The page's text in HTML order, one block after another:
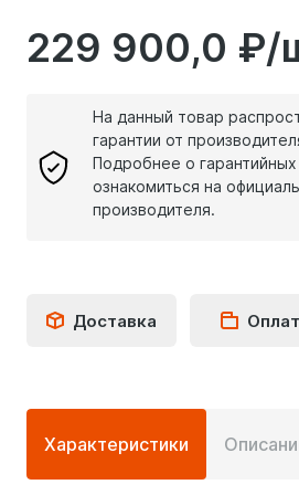
229 900,0 ₽/
На данный товар
гарантии от
Подробнее о
ознакомиться на
производителя.
Доставка
информация
Характеристики